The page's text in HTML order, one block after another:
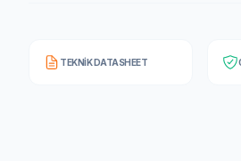
TEKNIK DATASHEET